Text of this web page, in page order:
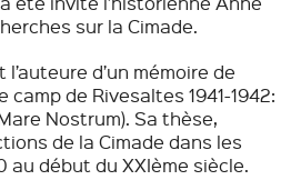
sur la Cimade.
d’un mémoire de
de Rivesaltes 1941-1942:
Nostrum). Sa thèse,
de la Cimade dans les
au début du XXIème siècle.